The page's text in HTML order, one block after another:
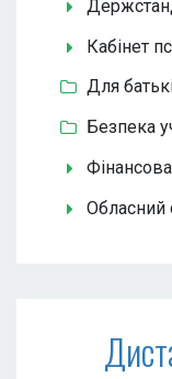
Кабінет
Для
Безпека
Фінансова
Обласний